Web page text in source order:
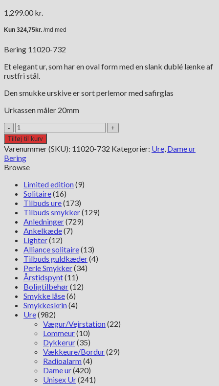
1,299.00 kr.
Bering 11020-732
Et elegant ur, som har en oval form med en slank dublé lænke af
rustfri stål.
Den smukke urskive er sort perlemor med safirglas
Urkassen måler 20mm
Bering
11020-
732
antal
Tilføj til kurv
Varenummer (SKU): 11020-732 Kategorier: Ure, Dame ur
Bering
Browse
Limited edition(9)
Solitaire(16)
Tilbuds ure(173)
Tilbuds smykker(129)
Anledninger(729)
Ankelkæde(7)
Lighter(12)
Alliance solitaire(13)
Tilbuds guldkæder(4)
Perle Smykker(34)
Årstidspynt(11)
Boligtilbehør(12)
Smykke låse(6)
Smykkeskrin(4)
Ure(982)
Vægur/Vejrstation(22)
Lommeur(10)
Dykkerur(35)
Vækkeure/Bordur(29)
Radioalarm(4)
Dame ur(420)
Unisex Ur(241)